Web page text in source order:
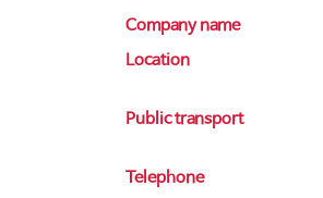
Company name
Location
Public transport
Telephone